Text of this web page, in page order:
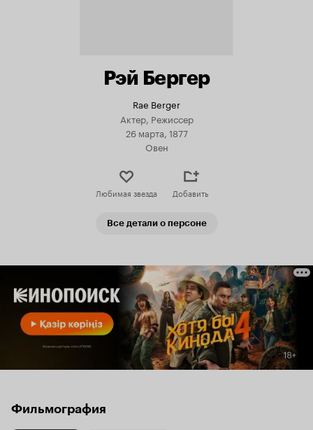
Рэй Бергер
Rae Berger
Актер, Режиссер
26 марта, 1877
Овен
Любимая звезда Добавить
Все детали о персоне
Фильмография